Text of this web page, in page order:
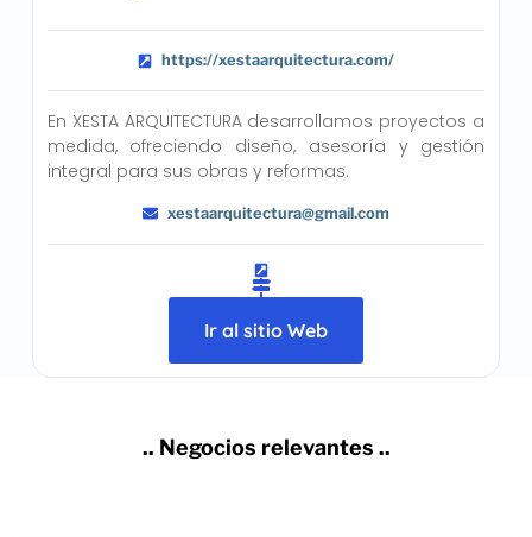
https://xestaarquitectura.com/
En XESTA ARQUITECTURA desarrollamos proyectos a
medida, ofreciendo diseño, asesoría y gestión
integral para sus obras y reformas.
xestaarquitectura@gmail.com
Ir al sitio Web
.. Negocios relevantes ..